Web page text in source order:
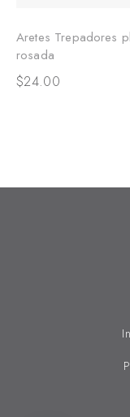
Aretes Trepadores
rosada
$24.00